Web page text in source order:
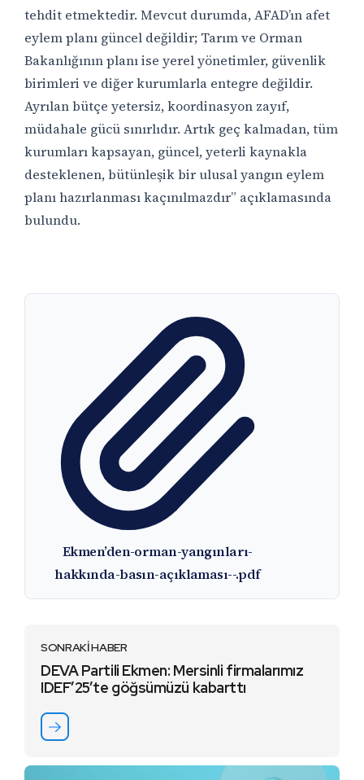
tehdit etmektedir. Mevcut durumda, AFAD’ın afet
eylem planı güncel değildir; Tarım ve Orman
Bakanlığının planı ise yerel yönetimler, güvenlik
birimleri ve diğer kurumlarla entegre değildir.
Ayrılan bütçe yetersiz, koordinasyon zayıf,
müdahale gücü sınırlıdır. Artık geç kalmadan, tüm
kurumları kapsayan, güncel, yeterli kaynakla
desteklenen, bütünleşik bir ulusal yangın eylem
planı hazırlanması kaçınılmazdır” açıklamasında
bulundu.
Ekmen’den-orman-yangınları-
hakkında-basın-açıklaması--.pdf
SONRAKİ HABER
DEVA Partili Ekmen: Mersinli firmalarımız
IDEF’25’te göğsümüzü kabarttı